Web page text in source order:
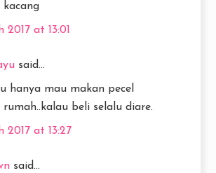
kacang
2017 at 13:01
said...
hanya mau makan pecel
beli selalu diare.
2017 at 13:27
said...